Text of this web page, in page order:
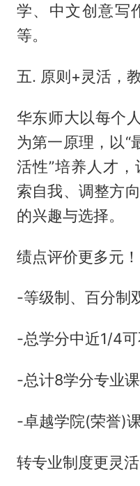
学、中文创意写
等。
五. 原则+灵活，
华东师大以每个
为第一原理，以“
活性”培养人才
索自我、调整方
的兴趣与选择。
绩点评价更多元！
-等级制、百分制
-总学分中近1/4
-总计8学分专业
-卓越学院(荣誉)
转专业制度更灵活